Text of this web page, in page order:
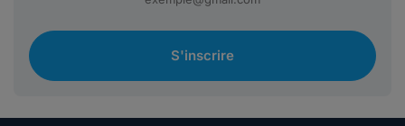
S'inscrire